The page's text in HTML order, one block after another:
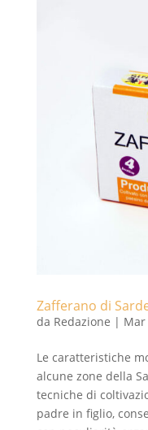
Zafferano di
da Redazione | Mar
Le caratteristiche
alcune zone della
tecniche di
padre in figlio,